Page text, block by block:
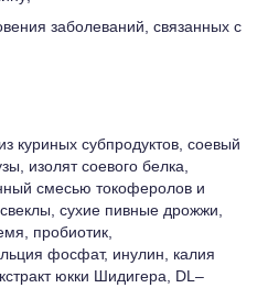
заболеваний, связанных с
куриных субпродуктов, соевый
изолят соевого белка,
смесью токоферолов и
сухие пивные дрожжи,
пробиотик,
фосфат, инулин, калия
юкки Шидигера, DL–